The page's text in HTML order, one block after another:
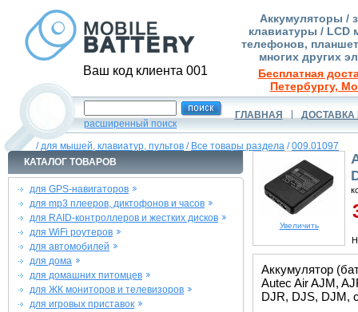
Ваш код клиента 001
Аккумуляторы /
клавиатуры / LCD
телефонов,
многих других
Бесплатная
Петербургу,
расширенный поиск
ГЛАВНАЯ ДОСТАВКА
/для мышей, клавиатур, пультов / Все товары раздела /009.01097
КАТАЛОГ ТОВАРОВ
для GPS-навигаторов
для mp3 плееров, диктофонов и часов
для RAID-контроллеров и жестких дисков
для WiFi роутеров
для автомобилей
для дома
для домашних питомцев
для ЖК мониторов и телевизоров
для игровых приставок
Увеличить
Аккумулятор
Autec Air AJM,
DJR, DJS, DJM,